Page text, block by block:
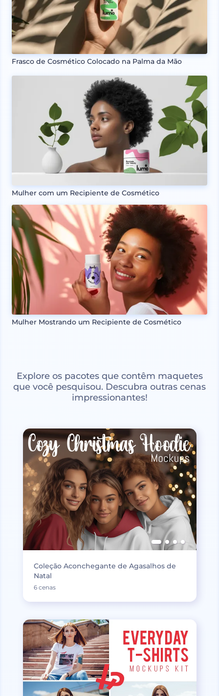
Frasco de Cosmético Colocado na Palma da Mão
Mulher com um Recipiente de Cosmético
Mulher Mostrando um Recipiente de Cosmético
Explore os pacotes que contêm maquetes
que você pesquisou. Descubra outras cenas
impressionantes!
Coleção Aconchegante de Agasalhos de
Natal
6 cenas